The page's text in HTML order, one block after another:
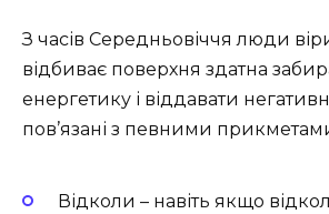
З часів Середньовіччя люди
відбиває поверхня здатна
енергетику і віддавати
пов’язані з певними
Відколи – навіть якщо